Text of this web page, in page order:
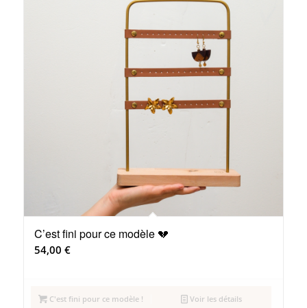
C’est fini pour ce modèle 💔
54,00 €
C'est fini pour ce modèle ! Voir les détails